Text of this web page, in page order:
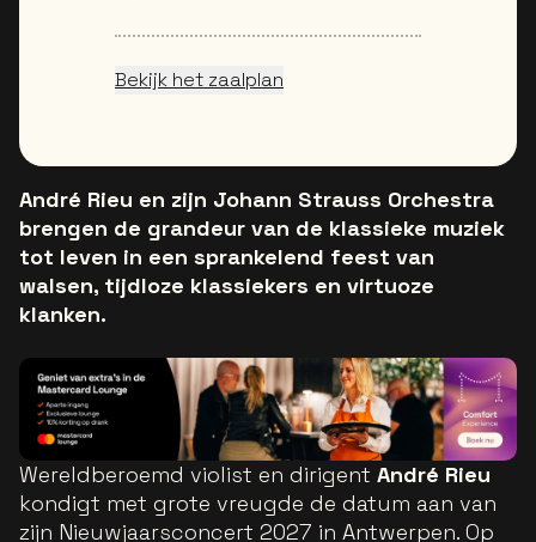
André Rieu en zijn Johann Strauss Orchestra
brengen de grandeur van de klassieke muziek
tot leven in een sprankelend feest van
walsen, tijdloze klassiekers en virtuoze
klanken.
Wereldberoemd violist en dirigent André Rieu
kondigt met grote vreugde de datum aan van
zijn Nieuwjaarsconcert 2027 in Antwerpen. Op
Bekijk het zaalplan